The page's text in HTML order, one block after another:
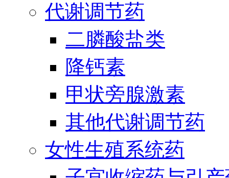
代谢调节药
二膦酸盐类
降钙素
甲状旁腺激素
其他代谢调节药
女性生殖系统药